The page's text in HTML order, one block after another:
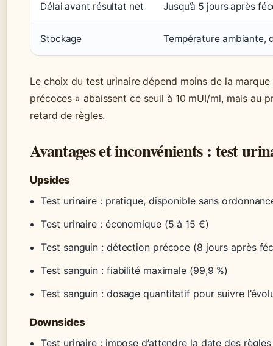
Délai avant résultat net Jusqu’à 5 jours après
Stockage Température ambiante,
Le choix du test urinaire dépend moins de la
précoces » abaissent ce seuil à 10 mUI/ml, mais au
retard de règles.
Avantages et inconvénients : test
Upsides
Test urinaire : pratique, disponible sans
Test urinaire : économique (5 à 15 €)
Test sanguin : détection précoce (8 jours après
Test sanguin : fiabilité maximale (99,9 %)
Test sanguin : dosage quantitatif pour suivre
Downsides
Test urinaire : impose d’attendre la date des